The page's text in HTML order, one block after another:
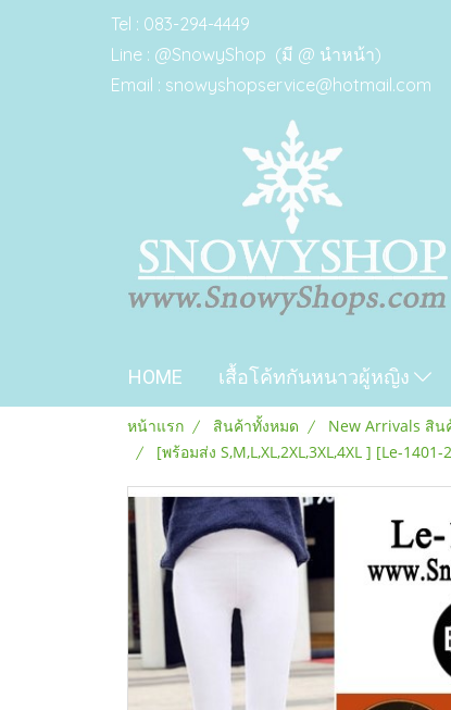
Tel : 083-294-4449
Line : @SnowyShop (มี @ นำหน้า)
Email : snowyshopservice@hotmail.com
HOME เสื้อโค้ทกันหนาวผู้หญิง
หน้าแรก สินค้าทั้งหมด
New Arrivals สิน
[พร้อมส่ง S,M,L,XL,2XL,3XL,4XL ] [Le-